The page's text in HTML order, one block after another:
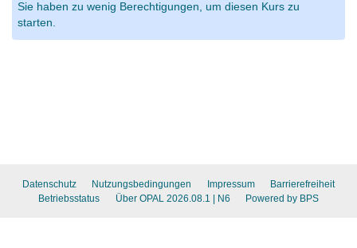
Sie haben zu wenig Berechtigungen, um diesen Kurs zu
starten.
Datenschutz Nutzungsbedingungen Impressum
Barrierefreiheit
Betriebsstatus
Über OPAL 2026.08.1 | N6 Powered by BPS